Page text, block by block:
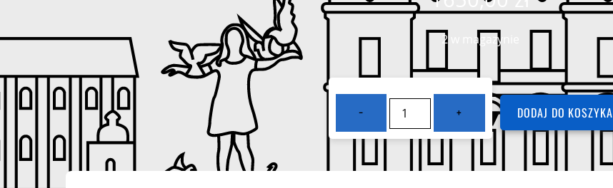
2 w magazynie
−
Partner
LLC:
+ DODAJ DO KOSZYKA